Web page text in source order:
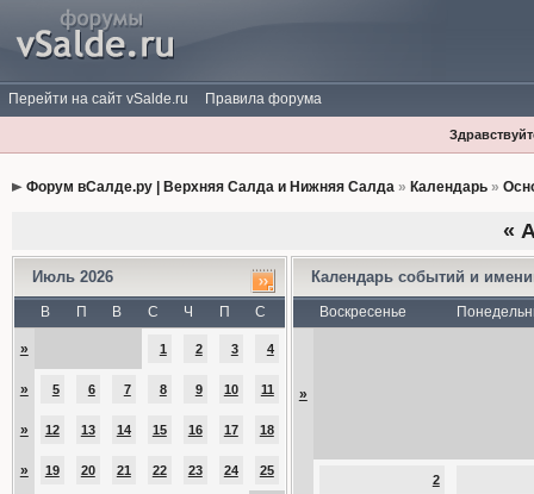
Перейти на сайт vSalde.ru Правила форума
Форум вСалде.ру | Верхняя Салда и Нижняя Салда» Календарь»
«
Июль 2026
В П В С Ч П С
» 1 2 3 4
» 5 6 7 8 9 10 11
» 12 13 14 15 16 17 18
» 19 20 21 22 23 24 25
Календарь событий и
Воскресенье
»
2